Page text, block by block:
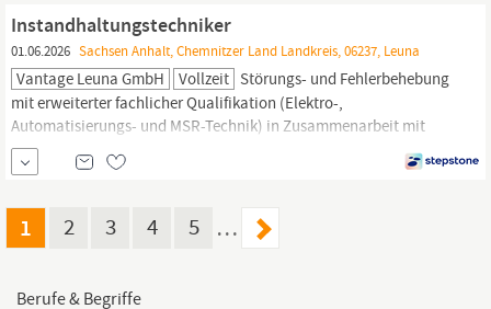
Zeichnungen - Bereitschaft zur Arbeit...
Instandhaltungstechniker
01.06.2026 Sachsen Anhalt, Chemnitzer Land Landkreis, 06237, Leuna
Vantage Leuna GmbH Vollzeit Störungs- und Fehlerbehebung
mit erweiterter fachlicher Qualifikation (Elektro-,
Automatisierungs- und MSR-Technik) in Zusammenarbeit mit
dem Instandhaltungsteam Fachliche Unterstützung der
Mitarbeiter der Elektroabteilung durch Beratung, Anleitung und
Automatisierungstechnikers
1 2 3 4 5 …
Berufe & Begriffe